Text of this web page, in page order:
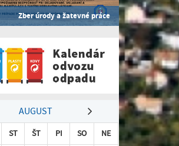
Zber úrody a žatevné práce
AUGUST
ST ŠT PI SO
NE